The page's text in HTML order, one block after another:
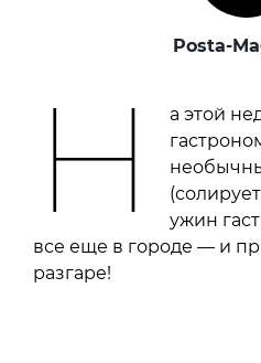
Posta-
Н
а этой
ужин
все еще в городе — и
разгаре!